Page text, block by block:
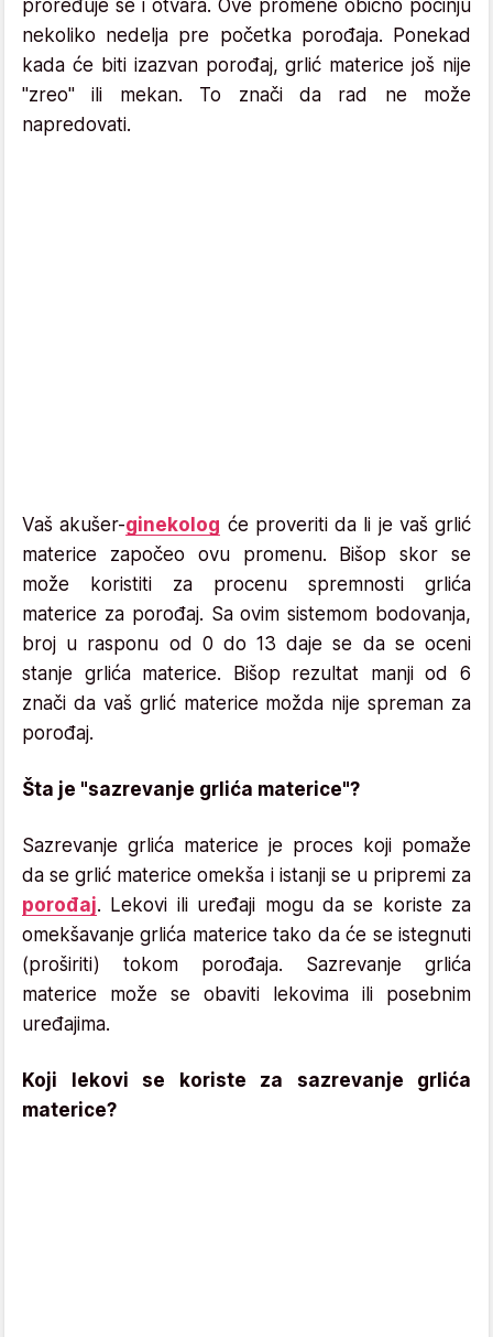
proređuje se i otvara. Ove promene obično počinju
nekoliko nedelja pre početka porođaja. Ponekad
kada će biti izazvan porođaj, grlić materice još nije
"zreo" ili mekan. To znači da rad ne može
napredovati.
Vaš akušer-ginekolog će proveriti da li je vaš grlić
materice započeo ovu promenu. Bišop skor se
može koristiti za procenu spremnosti grlića
materice za porođaj. Sa ovim sistemom bodovanja,
broj u rasponu od 0 do 13 daje se da se oceni
stanje grlića materice. Bišop rezultat manji od 6
znači da vaš grlić materice možda nije spreman za
porođaj.
Šta je "sazrevanje grlića materice"?
Sazrevanje grlića materice je proces koji pomaže
da se grlić materice omekša i istanji se u pripremi za
porođaj. Lekovi ili uređaji mogu da se koriste za
omekšavanje grlića materice tako da će se istegnuti
(proširiti) tokom porođaja. Sazrevanje grlića
materice može se obaviti lekovima ili posebnim
uređajima.
Koji lekovi se koriste za sazrevanje grlića
materice?